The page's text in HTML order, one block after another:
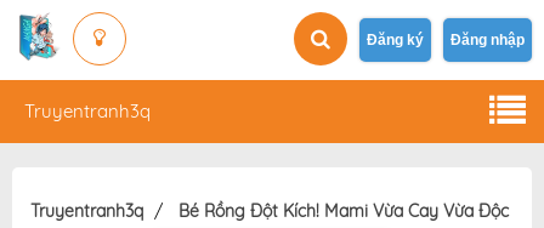
Đăng ký Đăng nhập
Truyentranh3q
Truyentranh3q Bé Rồng Đột Kích! Mami Vừa Cay Vừa Độc